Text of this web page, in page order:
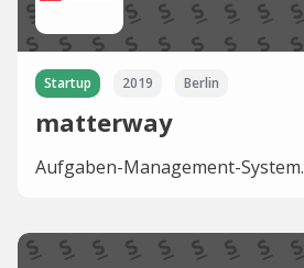
Startup 2019 Berlin
matterway
Aufgaben-Management-System.